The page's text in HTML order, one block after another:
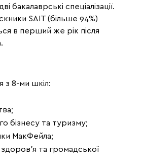
бакалаврські спеціалізації.
SAIT (більше 94%)
в перший же рік після
з 8-ми шкіл:
бізнесу та туризму;
МакФейла;
та громадської